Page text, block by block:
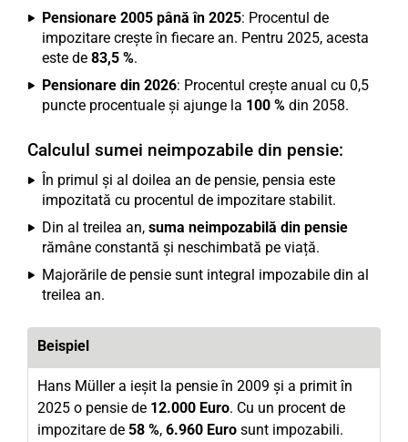
Pensionare 2005 până în 2025: Procentul de
impozitare crește în fiecare an. Pentru 2025, acesta
este de 83,5 %.
Pensionare din 2026: Procentul crește anual cu 0,5
puncte procentuale și ajunge la 100 % din 2058.
Calculul sumei neimpozabile din pensie:
În primul și al doilea an de pensie, pensia este
impozitată cu procentul de impozitare stabilit.
Din al treilea an, suma neimpozabilă din pensie
rămâne constantă și neschimbată pe viață.
Majorările de pensie sunt integral impozabile din al
treilea an.
Beispiel
Hans Müller a ieșit la pensie în 2009 și a primit în
2025 o pensie de 12.000 Euro. Cu un procent de
impozitare de 58 %, 6.960 Euro sunt impozabili.